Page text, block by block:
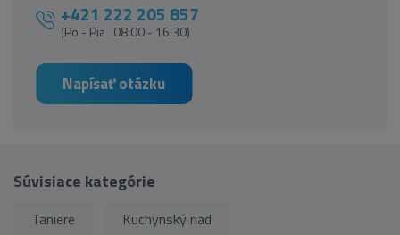
+421 222 205 857
(Po - Pia 08:00 - 16:30)
Napísať otázku
Súvisiace kategórie
Taniere Kuchynský riad